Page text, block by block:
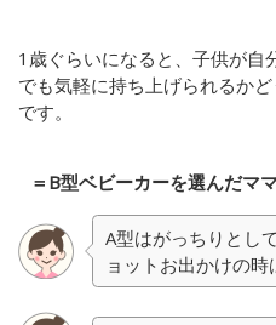
1歳ぐらいになると、子供が自
でも気軽に持ち上げられるか
です。
＝B型ベビーカーを選んだマ
A型はがっちりとし
ョットお出かけの時